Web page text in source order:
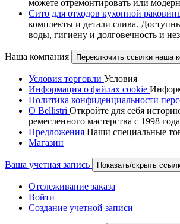
можете отремонтировать или
Сито для отходов кухонной
комплекты и детали слива.
воды, гигиену и долговечность и
Наша компания Переключить ссылки наша
Условия торговли Условия
Информация о файлах cookie
Политика конфиденциальности
О Bellistri Откройте для себя
ремесленного мастерства с 1998
Предложения Наши специальные
Магазин
Ваша учетная запись Показать/скрыть
Отслеживание заказа
Войти
Создание учетной записи